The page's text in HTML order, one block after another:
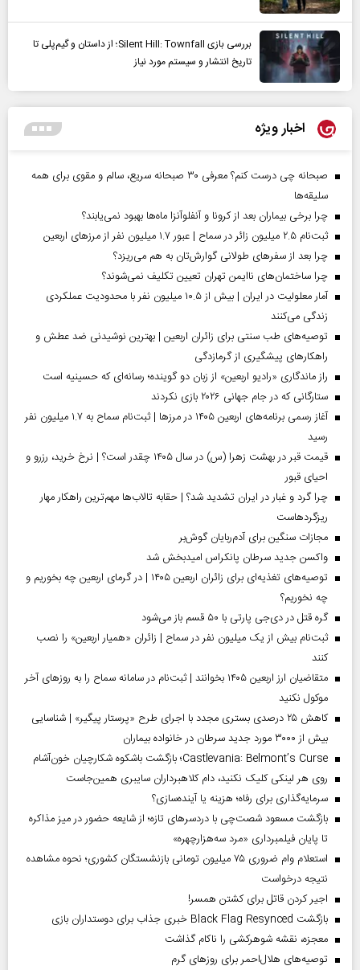
بررسی بازی Silent Hill: Townfall؛ از داستان و گیم‌پلی تا
تاریخ انتشار و سیستم مورد نیاز
اخبار ویژه
صبحانه چی درست کنم؟ معرفی ۳۰ صبحانه سریع، سالم و مقوی برای همه
سلیقه‌ها
چرا برخی بیماران بعد از کرونا و آنفلوآنزا ماه‌ها بهبود نمی‌یابند؟
ثبت‌نام ۲.۵ میلیون زائر در سماح | عبور ۱.۷ میلیون نفر از مرز‌های اربعین
چرا بعد از سفرهای طولانی گوارش‌تان به هم می‌ریزد؟
چرا ساختمان‌های ناایمن تهران تعیین تکلیف نمی‌شوند؟
آمار معلولیت در ایران | بیش از ۱۰.۵ میلیون نفر با محدودیت عملکردی
زندگی می‌کنند
توصیه‌های طب سنتی برای زائران اربعین | بهترین نوشیدنی ضد عطش و
راهکارهای پیشگیری از گرمازدگی
راز ماندگاری «رادیو اربعین» از زبان دو گوینده؛ رسانه‌ای که حسینیه است
ستارگانی که در جام جهانی ۲۰۲۶ بازی نکردند
آغاز رسمی برنامه‌های اربعین ۱۴۰۵ در مرز‌ها | ثبت‌نام سماح به ۱.۷ میلیون نفر
رسید
قیمت قبر در بهشت زهرا (س) در سال ۱۴۰۵ چقدر است؟ | نرخ خرید، رزرو و
احیای قبور
چرا گرد و غبار در ایران تشدید شد؟ | حقابه تالاب‌ها مهم‌ترین راهکار مهار
ریزگردهاست
مجازات سنگین برای آدم‌ربایان گوش‌بر
واکسن جدید سرطان پانکراس امیدبخش شد
توصیه‌های تغذیه‌ای برای زائران اربعین ۱۴۰۵ | در گرمای اربعین چه بخوریم و
چه نخوریم؟
گره قتل در دی‌جی پارتی با ۵۰ قسم باز می‌شود
ثبت‌نام بیش از یک میلیون نفر در سماح | زائران «همیار اربعین» را نصب
کنند
متقاضیان ارز اربعین ۱۴۰۵ بخوانند | ثبت‌نام در سامانه سماح را به روز‌های آخر
موکول نکنید
کاهش ۲۵ درصدی بستری مجدد با اجرای طرح «پرستار پیگیر» | شناسایی
بیش از ۳۰۰۰ مورد جدید سرطان در خانواده بیماران
Castlevania: Belmont’s Curse؛ بازگشت باشکوه شکارچیان خون‌آشام
روی هر لینکی کلیک نکنید، دام کلاهبرداران سایبری همین‌جاست
سرمایه‌گذاری برای رفاه؛ هزینه یا آینده‌سازی؟
بازگشت مسعود شصت‌چی با دردسر‌های تازه؛ از شایعه حضور در میز مذاکره
تا پایان فیلمبرداری «مرد سه‌هزارچهره»
استعلام وام ضروری ۷۵ میلیون تومانی بازنشستگان کشوری؛ نحوه مشاهده
نتیجه درخواست
اجیر کردن قاتل برای کشتن همسر!
بازگشت Black Flag Resynced خبری جذاب برای دوستداران بازی
معجزه، نقشه شوهرکشی را ناکام گذاشت
توصیه‌های هلال‌احمر برای روز‌های گرم